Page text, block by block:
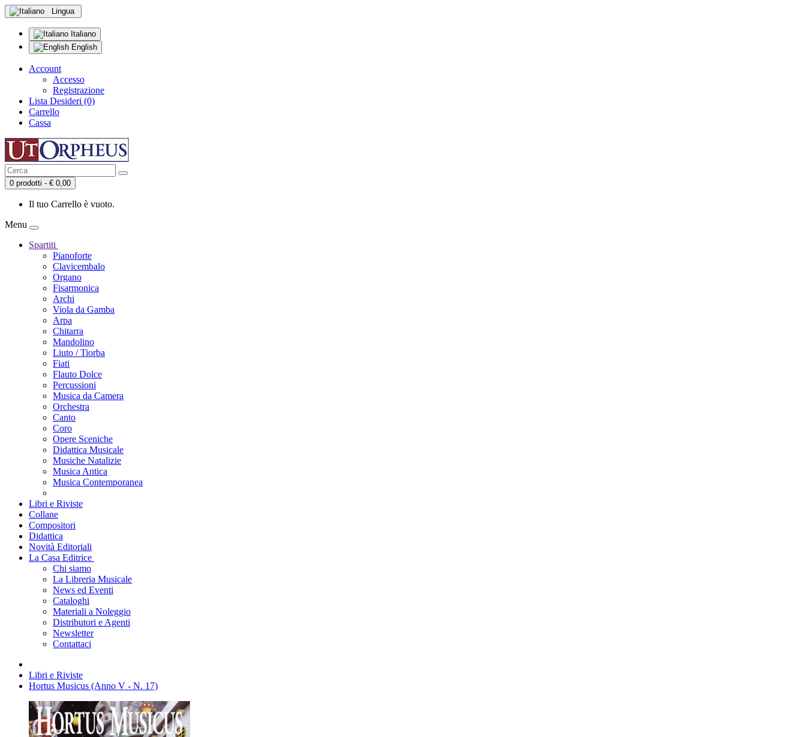
Lingua
Italiano
English
Account
Accesso
Registrazione
Lista Desideri (0)
Carrello
Cassa
0 prodotti - € 0,00
Il tuo Carrello è vuoto.
Menu
Spartiti
Pianoforte
Clavicembalo
Organo
Fisarmonica
Archi
Viola da Gamba
Arpa
Chitarra
Mandolino
Liuto / Tiorba
Fiati
Flauto Dolce
Percussioni
Musica da Camera
Orchestra
Canto
Coro
Opere Sceniche
Didattica Musicale
Musiche Natalizie
Musica Antica
Musica Contemporanea
Libri e Riviste
Collane
Compositori
Didattica
Novità Editoriali
La Casa Editrice
Chi siamo
La Libreria Musicale
News ed Eventi
Cataloghi
Materiali a Noleggio
Distributori e Agenti
Newsletter
Contattaci
Libri e Riviste
Hortus Musicus (Anno V - N. 17)